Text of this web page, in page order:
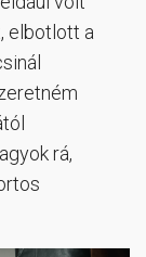
elbotlott a
rá,